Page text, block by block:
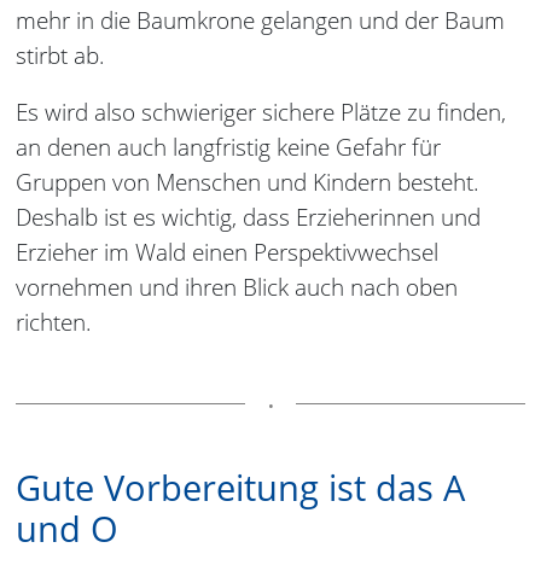
mehr in die Baumkrone gelangen und der Baum
stirbt ab.
Es wird also schwieriger sichere Plätze zu finden,
an denen auch langfristig keine Gefahr für
Gruppen von Menschen und Kindern besteht.
Deshalb ist es wichtig, dass Erzieherinnen und
Erzieher im Wald einen Perspektivwechsel
vornehmen und ihren Blick auch nach oben
richten.
Gute Vorbereitung ist das A
und O